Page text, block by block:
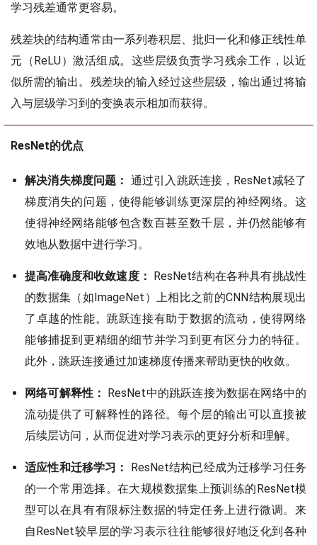
学习残差通常更容易。
残差块的结构通常由一系列卷积层、批归一化和修正线性单
元（ReLU）激活组成。这些层级负责学习残余工作，以近
似所需的输出。残差块的输入经过这些层级，输出通过将输
入与层级学习到的变换表示相加而获得。
ResNet的优点
解决消失梯度问题： 通过引入跳跃连接，ResNet减轻了
梯度消失的问题，使得能够训练更深层的神经网络。这
使得神经网络能够包含数百甚至数千层，并仍然能够有
效地从数据中进行学习。
提高准确度和收敛速度： ResNet结构在各种具有挑战性
的数据集（如ImageNet）上相比之前的CNN结构展现出
了卓越的性能。跳跃连接有助于数据的流动，使得网络
能够捕捉到更精细的细节并学习到更有区分力的特征。
此外，跳跃连接通过加速梯度传播来帮助更快的收敛。
网络可解释性： ResNet中的跳跃连接为数据在网络中的
流动提供了可解释性的路径。每个层的输出可以直接被
后续层访问，从而促进对学习表示的更好分析和理解。
适应性和迁移学习：
ResNet结构已经成为迁移学习任务
的一个常用选择。在大规模数据集上预训练的ResNet模
型可以在具有有限标注数据的特定任务上进行微调。来
自ResNet较早层的学习表示往往能够很好地泛化到各种